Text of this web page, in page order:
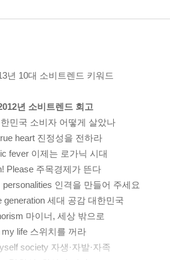
년 10대 소비트렌드 키워드
년 소비트렌드 회고
민국 소비자 어떻게 살았나
heart 진정성을 전하라
fever 이제는 로가닉 시대
Please 주목경제가 뜬다
personalities 인격을 만들어 주세요
generation 세대 공감 대한민국
마이너, 세상 밖으로
my life 스위치를 꺼라
society 자생·자발·자족